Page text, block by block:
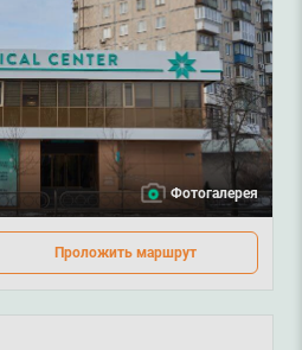
Фотогалерея
Проложить маршрут